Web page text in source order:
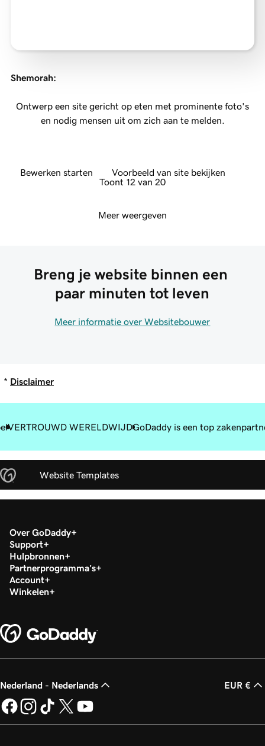
Shemorah:
Ontwerp een site gericht op eten met prominente foto's
en nodig mensen uit om zich aan te melden.
Bewerken starten
Voorbeeld van site bekijken
Toont 12 van 20
Meer weergeven
Breng je website binnen een
paar minuten tot leven
Meer informatie over Websitebouwer
* Disclaimer
VERTROUWD WERELDWIJDGoDaddy is een top
Website Templates
Over GoDaddy
Support
Hulpbronnen
Partnerprogramma's
Account
Winkelen
Nederland - Nederlands EUR €